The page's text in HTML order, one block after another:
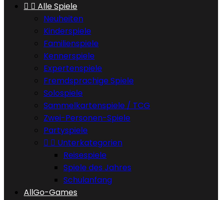
  Alle Spiele
Neuheiten
Kinderspiele
Familienspiele
Kennerspiele
Expertenspiele
Fremdsprachige Spiele
Solospiele
Sammelkartenspiele / TCG
Zwei-Personen-Spiele
Partyspiele
  Unterkategorien
Reisespiele
Spiele des Jahres
Schulanfang
AllGo-Games